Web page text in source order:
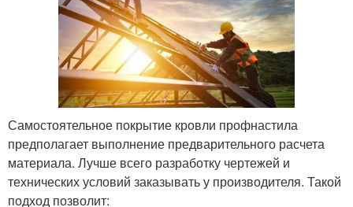
Самостоятельное покрытие кровли профнастила
предполагает выполнение предварительного расчета
материала. Лучше всего разработку чертежей и
технических условий заказывать у производителя. Такой
подход позволит: